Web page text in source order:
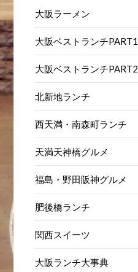
大阪ラーメン
大阪ベストランチPART1
大阪ベストランチPART2
北新地ランチ
西天満・南森町ランチ
天満天神橋グルメ
福島・野田阪神グルメ
肥後橋ランチ
関西スイーツ
大阪ランチ大事典